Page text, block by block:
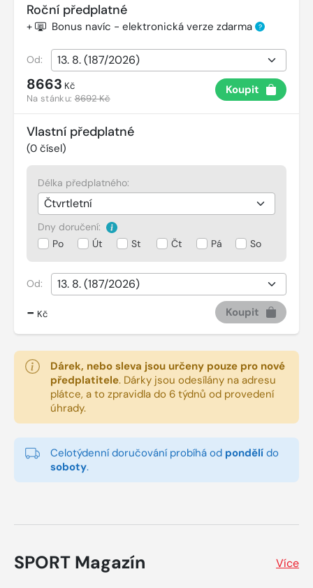
Roční předplatné
+ Bonus navíc - elektronická verze zdarma ?
Od:
8663 Kč
Na stánku:8692 Kč
Koupit
Vlastní předplatné
(0 čísel)
Délka předplatného:
Dny doručení:
Po
Út St Čt Pá So
Od:
- Kč Koupit
Dárek, nebo sleva jsou určeny pouze pro nové
předplatitele. Dárky jsou odesílány na adresu
plátce, a to zpravidla do 6 týdnů od provedení
úhrady.
Celotýdenní doručování probíhá od pondělí do
soboty.
SPORT Magazín Více